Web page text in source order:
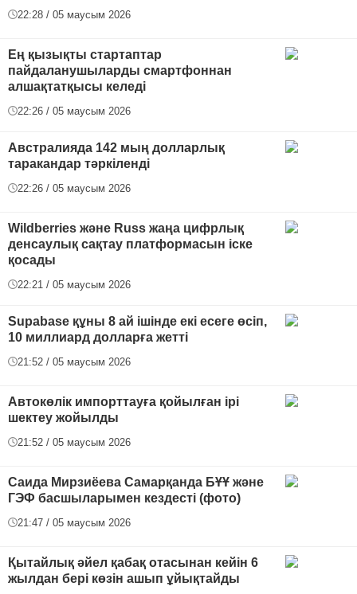
22:28 / 05 маусым 2026
Ең қызықты стартаптар
пайдаланушыларды смартфоннан
алшақтатқысы келеді
22:26 / 05 маусым 2026
Австралияда 142 мың долларлық
таракандар тәркіленді
22:26 / 05 маусым 2026
Wildberries және Russ жаңа цифрлық
денсаулық сақтау платформасын іске
қосады
22:21 / 05 маусым 2026
Supabase құны 8 ай ішінде екі есеге өсіп,
10 миллиард долларға жетті
21:52 / 05 маусым 2026
Автокөлік импорттауға қойылған ірі
шектеу жойылды
21:52 / 05 маусым 2026
Саида Мирзиёева Самарқанда БҰҰ және
ГЭФ басшыларымен кездесті (фото)
21:47 / 05 маусым 2026
Қытайлық әйел қабақ отасынан кейін 6
жылдан бері көзін ашып ұйықтайды